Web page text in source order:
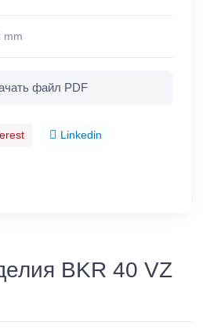
mm
файл PDF
Linkedin
BKR 40 VZ